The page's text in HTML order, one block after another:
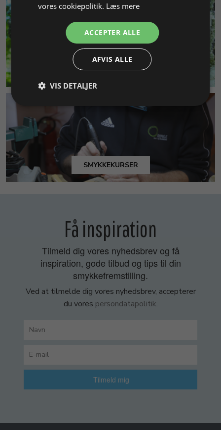
MILJØ & BÆREDYGTIGHED
SMYKKEKURSER
Få inspiration
Tilmeld dig vores nyhedsbrev og få
inspiration, gode tilbud og tips til din
smykkefremstilling.
Ved at tilmelde dig vores nyhedsbrev, accepterer
du vores persondatapolitik.
Tilmeld mig
vores cookiepolitik. Læs mere
ACCEPTER ALLE
AFVIS ALLE
VIS DETALJER